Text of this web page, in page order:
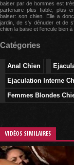
baiser par de hommes est
partenaire plus fiable, plus
baiser: son chien. Elle a
jardin, de s'y dénuder et de
chien la baise et l'encule bien à
Catégories
Anal Chien
Ejaculation Interne
Femmes Blondes
VIDÉOS SIMILAIRES